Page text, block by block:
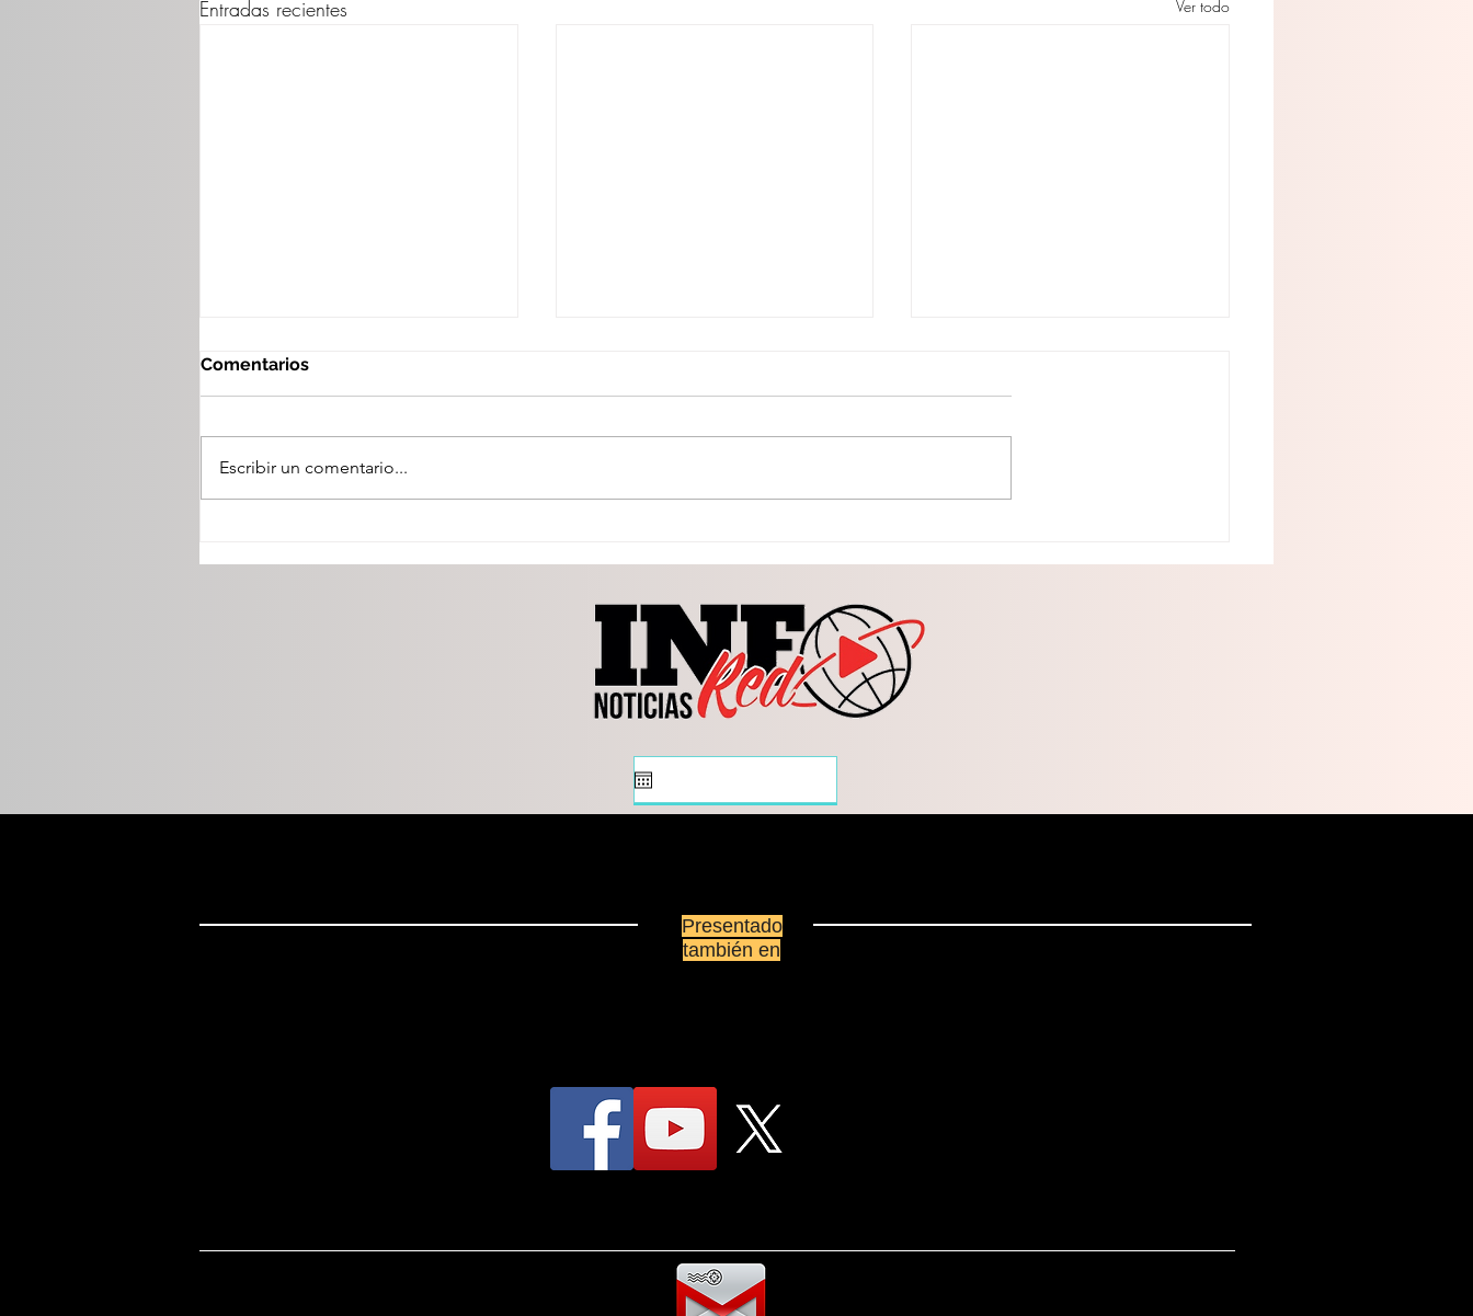
Entradas recientes Ver todo
compromiso con las
familias
Comentarios
Escribir un comentario...
Presentado
también en